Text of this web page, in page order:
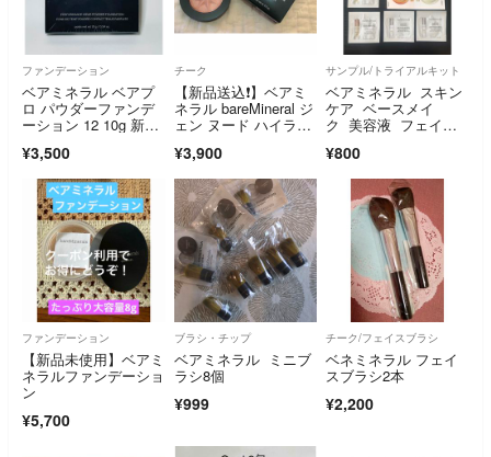
ファンデーション
ベアミネラル ベアプ
ロ パウダーファンデ
ーション 12 10g 新
¥3,500
チーク
【新品送込❗️】ベアミ
ネラル bareMineral ジ
ェン ヌード ハイライ
¥3,900
サンプル/トライアルキット
ベアミネラル スキン
ケア ベースメイ
ク 美容液 フェイス
V
¥800
ファンデーション
【新品未使用】ベアミ
ネラルファンデーショ
ン
¥5,700
ブラシ・チップ
ベアミネラル ミニブ
ラシ8個
¥999
チーク/フェイスブラシ
ベネミネラル フェイ
スブラシ2本
¥2,200